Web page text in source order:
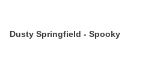
Dusty Springfield - Spooky